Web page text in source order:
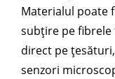
Materialul poate
subțire pe
direct pe
senzori